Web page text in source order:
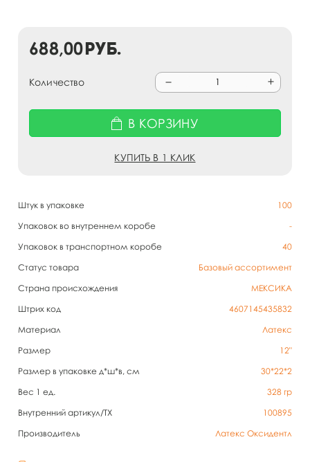
Штук в упаковке
100
Упаковок во внутреннем коробе
-
Упаковок в транспортном коробе
40
Статус товара
Базовый ассортимент
Страна происхождения
МЕКСИКА
Штрих код
4607145435832
Материал
Латекс
Размер
12"
Размер в упаковке д*ш*в, см
30*22*2
Вес 1 ед.
328 гр
Внутренний артикул/TX
100895
Производитель
Латекс Оксидентл
688,00руб.
Количество
В КОРЗИНУ
КУПИТЬ В 1 КЛИК